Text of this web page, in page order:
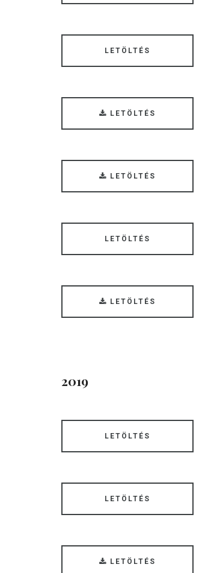
LETÖLTÉS
LETÖLTÉS
LETÖLTÉS
LETÖLTÉS
LETÖLTÉS
2019
LETÖLTÉS
LETÖLTÉS
LETÖLTÉS